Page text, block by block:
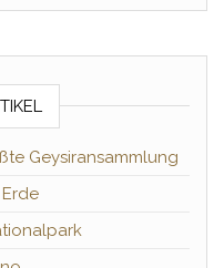
Geysiransammlung